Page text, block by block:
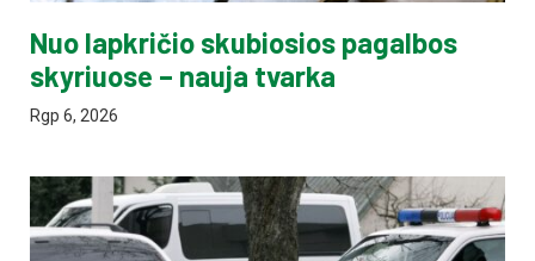
Nuo lapkričio skubiosios pagalbos
skyriuose – nauja tvarka
Rgp 6, 2026